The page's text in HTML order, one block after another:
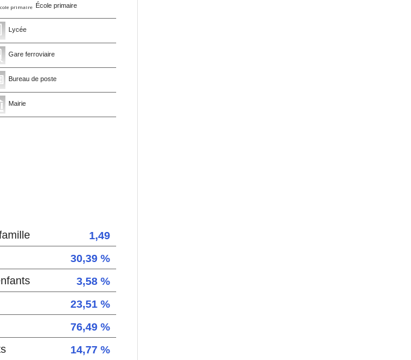
École primaire
Lycée
Gare ferroviaire
Bureau de poste
Mairie
1,49
30,39 %
3,58 %
23,51 %
76,49 %
14,77 %